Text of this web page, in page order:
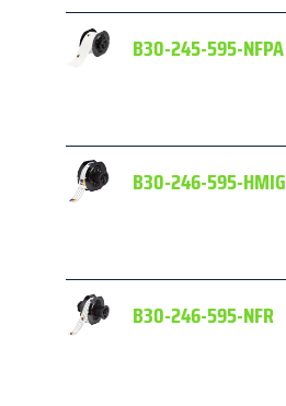
B30-245-595-NFPA
B30-246-595-HMIG
B30-246-595-NFR